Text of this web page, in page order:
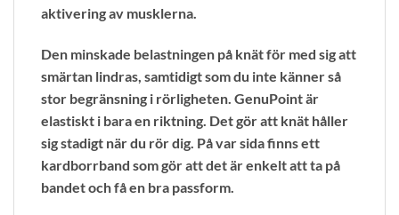
aktivering av musklerna.
Den minskade belastningen på knät för med sig att
smärtan lindras, samtidigt som du inte känner så
stor begränsning i rörligheten. GenuPoint är
elastiskt i bara en riktning. Det gör att knät håller
sig stadigt när du rör dig. På var sida finns ett
kardborrband som gör att det är enkelt att ta på
bandet och få en bra passform.